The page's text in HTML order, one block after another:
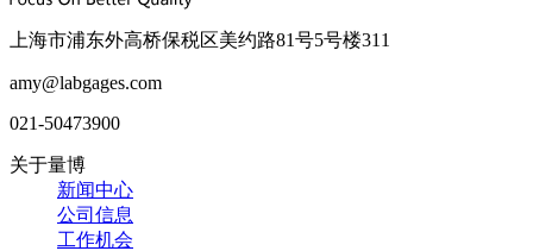
上海市浦东外高桥保税区美约路81号5号楼311
amy@labgages.com
021-50473900
关于量博
新闻中心
公司信息
工作机会